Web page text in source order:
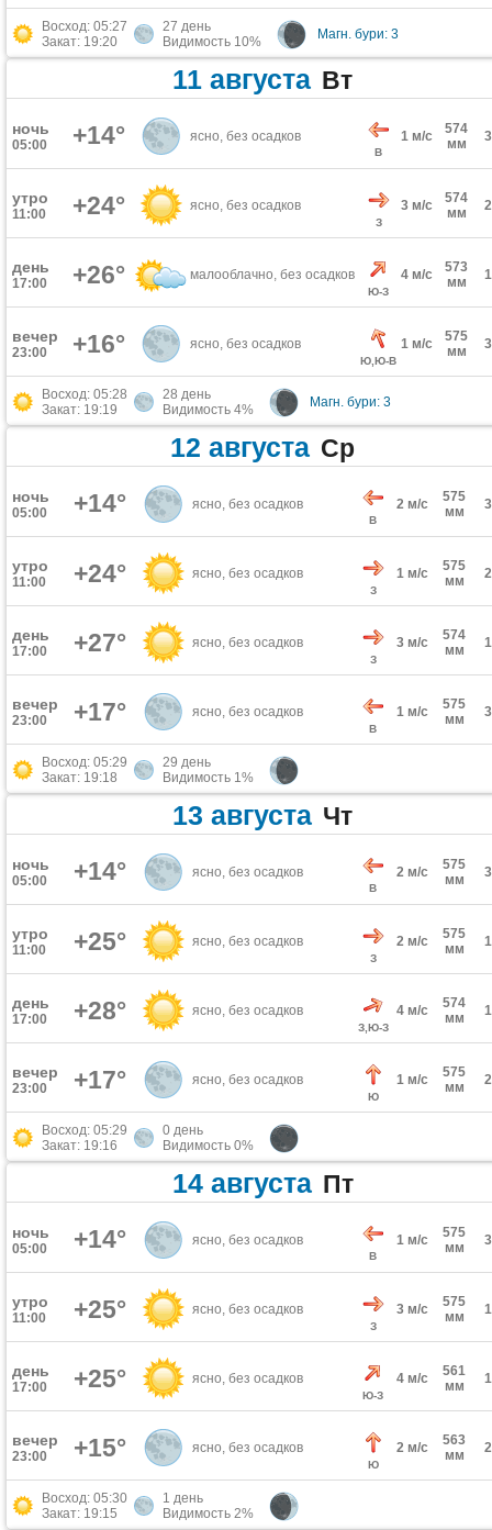
Восход: 05:27
Закат: 19:20
27 день
Видимость 10%
Магн. бури: 3
11 августа Вт
ночь
05:00 +14° ясно, без осадков
В
1 м/с
574
мм
утро
11:00 +24° ясно, без осадков
З
3 м/с
574
мм
день
17:00 +26° малооблачно, без осадков
Ю-З
4 м/с
573
мм
вечер
23:00 +16° ясно, без осадков
Ю,Ю-В
1 м/с
575
мм
Восход: 05:28
Закат: 19:19
28 день
Видимость 4%
Магн. бури: 3
12 августа Ср
ночь
05:00 +14° ясно, без осадков
В
2 м/с
575
мм
утро
11:00 +24° ясно, без осадков
З
1 м/с
575
мм
день
17:00 +27° ясно, без осадков
З
3 м/с
574
мм
вечер
23:00 +17° ясно, без осадков
В
1 м/с
575
мм
Восход: 05:29
Закат: 19:18
29 день
Видимость 1%
13 августа Чт
ночь
05:00 +14° ясно, без осадков
В
2 м/с
575
мм
утро
11:00 +25° ясно, без осадков
З
2 м/с
575
мм
день
17:00 +28° ясно, без осадков
З,Ю-З
4 м/с
574
мм
вечер
23:00 +17° ясно, без осадков
Ю
1 м/с
575
мм
Восход: 05:29
Закат: 19:16
0 день
Видимость 0%
14 августа Пт
ночь
05:00 +14° ясно, без осадков
В
1 м/с
575
мм
утро
11:00 +25° ясно, без осадков
З
3 м/с
575
мм
день
17:00 +25° ясно, без осадков
Ю-З
4 м/с
561
мм
вечер
23:00 +15° ясно, без осадков
Ю
2 м/с
563
мм
Восход: 05:30
Закат: 19:15
1 день
Видимость 2%